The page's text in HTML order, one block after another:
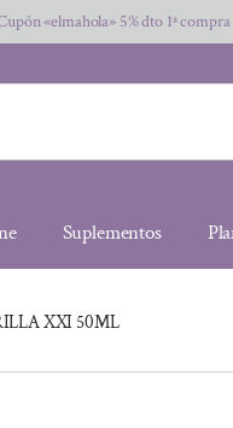
«elmahola» 5% dto 1ª
Suplementos
XXI 50ML